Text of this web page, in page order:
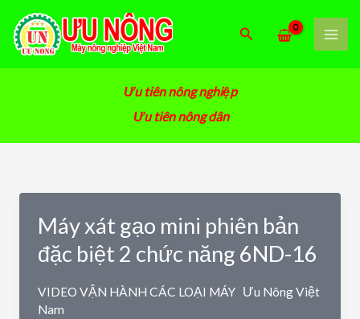
tới
nội
dung
Tìm
Ưu tiên nông nghiệp
Ưu tiên nông dân
Máy xát gạo mini phiên bản
đặc biệt 2 chức năng 6ND-16
VIDEO VẬN HÀNH CÁC LOẠI MÁY Ưu Nông Việt
Nam